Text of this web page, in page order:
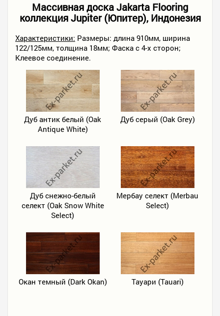
Массивная доска Jakarta Flooring
коллекция Jupiter (Юпитер), Индонезия
Характеристики: Размеры: длина 910мм, ширина
122/125мм, толщина 18мм; Фаска с 4-х сторон;
Клеевое соединение.
Дуб антик белый (Oak
Antique White)
Дуб серый (Oak Grey)
Дуб снежно-белый
селект (Oak Snow White
Select)
Мербау селект (Merbau
Select)
Окан темный (Dark Okan) Тауари (Tauari)